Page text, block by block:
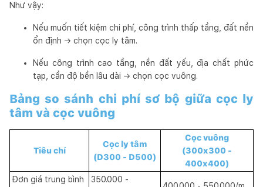
Như vậy:
Nếu muốn tiết kiệm chi phí, công trình thấp tầng, đất nền
ổn định → chọn cọc ly tâm.
Nếu công trình cao tầng, nền đất yếu, địa chất phức
tạp, cần độ bền lâu dài → chọn cọc vuông.
Bảng so sánh chi phí sơ bộ giữa cọc ly
tâm và cọc vuông
Tiêu chí
Cọc ly tâm
(D300 - D500)
Cọc vuông
(300x300 -
400x400)
Đơn giá trung bình
350.000 -